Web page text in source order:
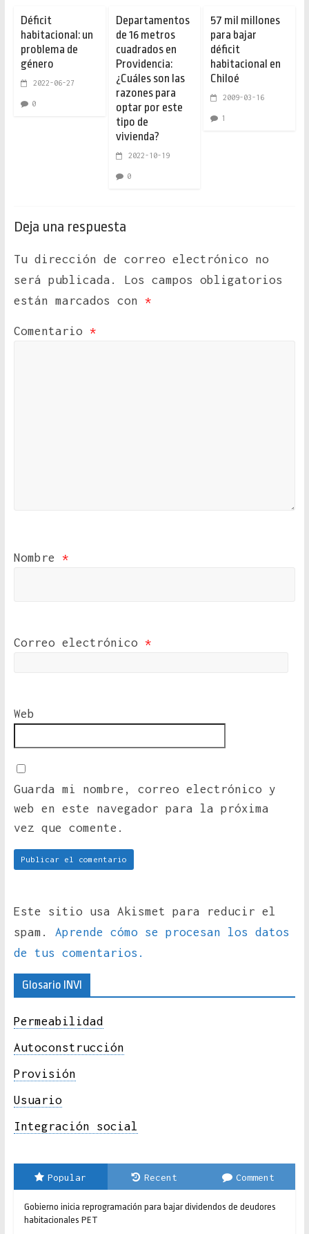
Déficit
habitacional: un
problema de
género
2022-06-27
0
Departamentos
de 16 metros
cuadrados en
Providencia:
¿Cuáles son las
razones para
optar por este
tipo de
vivienda?
2022-10-19
0
57 mil millones
para bajar
déficit
habitacional en
Chiloé
2009-03-16
1
Deja una respuesta
Tu dirección de correo electrónico no
será publicada.
Los campos obligatorios
están marcados con *
Comentario *
Nombre *
Correo electrónico *
Web
Guarda mi nombre, correo electrónico y
web en este navegador para la próxima
vez que comente.
Este sitio usa Akismet para reducir el
spam. Aprende cómo se procesan los datos
de tus comentarios.
Glosario INVI
Permeabilidad
Autoconstrucción
Provisión
Usuario
Integración social
Popular Recent Comment
Gobierno inicia reprogramación para bajar dividendos de deudores
habitacionales PET